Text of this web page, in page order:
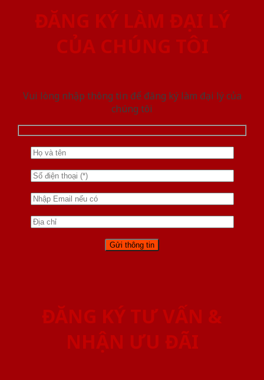
ĐĂNG KÝ LÀM ĐẠI LÝ
CỦA CHÚNG TÔI
Vui lòng nhập thông tin để đăng ký làm đại lý của
chúng tôi
ĐĂNG KÝ TƯ VẤN &
NHẬN ƯU ĐÃI